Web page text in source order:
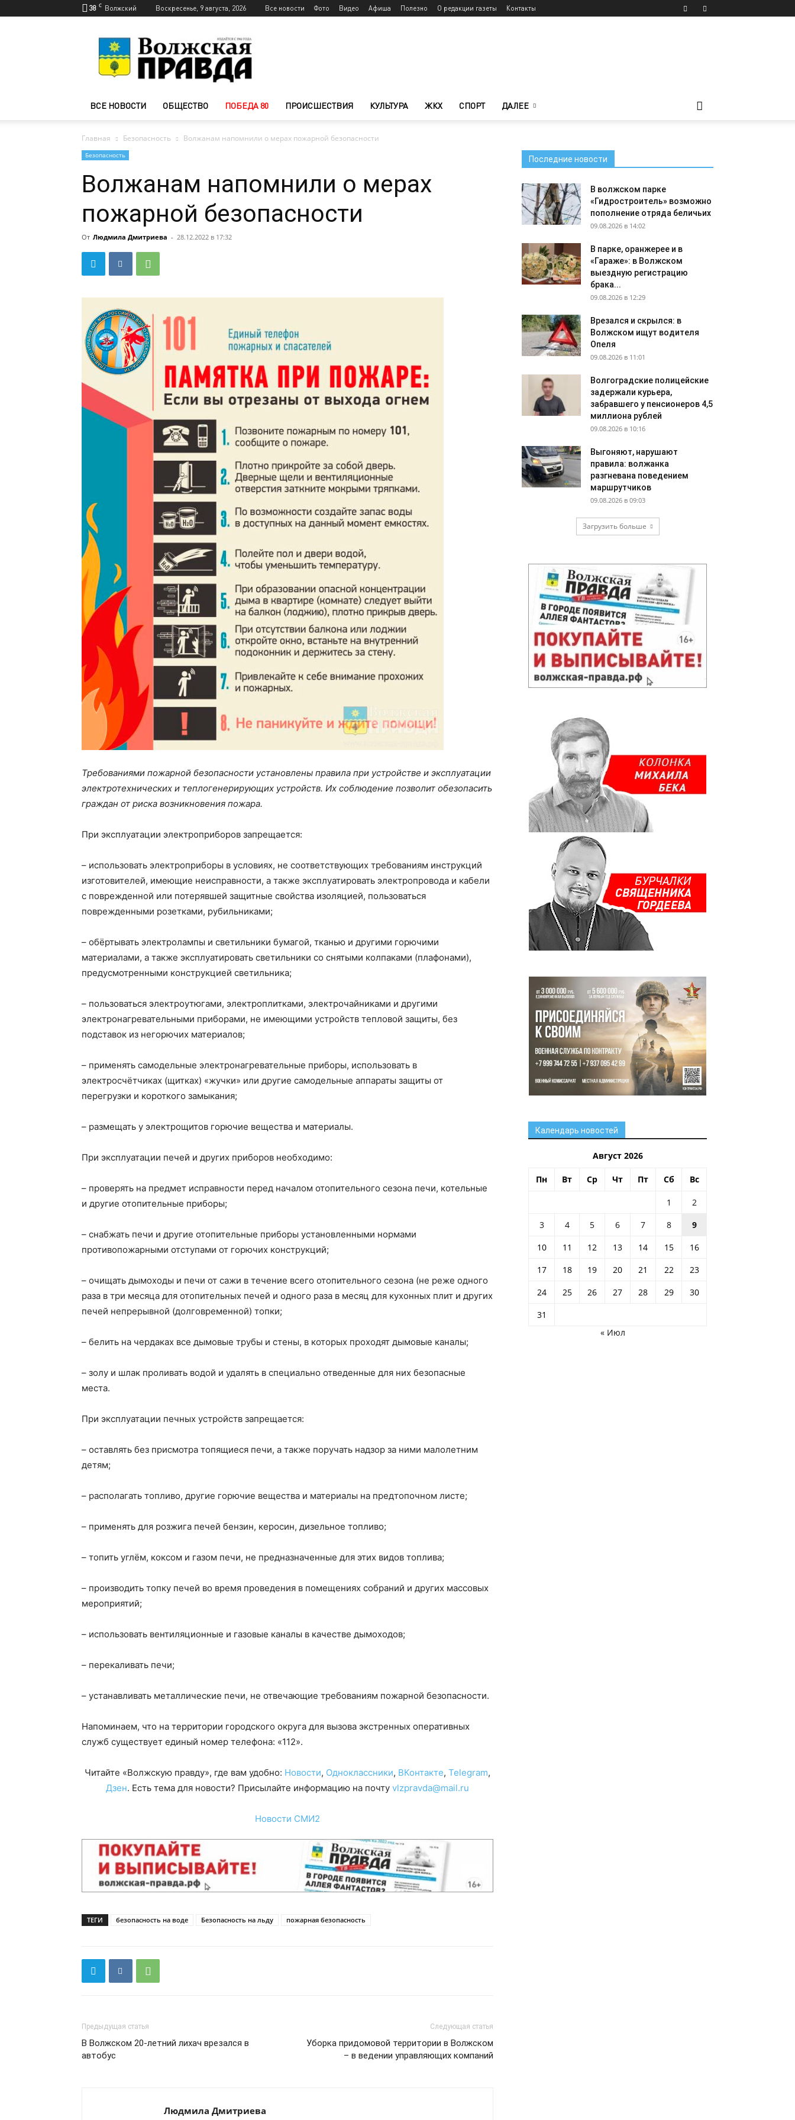
38 C Волжский Воскресенье, 9 августа, 2026 Все новости Фото Видео Афиша Полезно О редакции газеты Контакты
Волжского
—
Волжская
ВСЕ НОВОСТИ ОБЩЕСТВО ПОБЕДА 80 ПРОИСШЕСТВИЯ КУЛЬТУРА ЖКХ СПОРТ ДАЛЕЕ
Главная Безопасность Волжанам напомнили о мерах пожарной безопасности
Безопасность
Волжанам напомнили о мерах
пожарной безопасности
От Людмила Дмитриева - 28.12.2022 в 17:32
Требованиями пожарной безопасности установлены правила при устройстве и эксплуатации
электротехнических и теплогенерирующих устройств. Их соблюдение позволит обезопасить
граждан от риска возникновения пожара.
При эксплуатации электроприборов запрещается:
– использовать электроприборы в условиях, не соответствующих требованиям инструкций
изготовителей, имеющие неисправности, а также эксплуатировать электропровода и кабели
с поврежденной или потерявшей защитные свойства изоляцией, пользоваться
поврежденными розетками, рубильниками;
– обёртывать электролампы и светильники бумагой, тканью и другими горючими
материалами, а также эксплуатировать светильники со снятыми колпаками (плафонами),
предусмотренными конструкцией светильника;
– пользоваться электроутюгами, электроплитками, электрочайниками и другими
электронагревательными приборами, не имеющими устройств тепловой защиты, без
подставок из негорючих материалов;
– применять самодельные электронагревательные приборы, использовать в
электросчётчиках (щитках) «жучки» или другие самодельные аппараты защиты от
перегрузки и короткого замыкания;
– размещать у электрощитов горючие вещества и материалы.
При эксплуатации печей и других приборов необходимо:
– проверять на предмет исправности перед началом отопительного сезона печи, котельные
и другие отопительные приборы;
– снабжать печи и другие отопительные приборы установленными нормами
противопожарными отступами от горючих конструкций;
– очищать дымоходы и печи от сажи в течение всего отопительного сезона (не реже одного
раза в три месяца для отопительных печей и одного раза в месяц для кухонных плит и других
печей непрерывной (долговременной) топки;
– белить на чердаках все дымовые трубы и стены, в которых проходят дымовые каналы;
– золу и шлак проливать водой и удалять в специально отведенные для них безопасные
места.
При эксплуатации печных устройств запрещается:
– оставлять без присмотра топящиеся печи, а также поручать надзор за ними малолетним
детям;
– располагать топливо, другие горючие вещества и материалы на предтопочном листе;
– применять для розжига печей бензин, керосин, дизельное топливо;
– топить углём, коксом и газом печи, не предназначенные для этих видов топлива;
– производить топку печей во время проведения в помещениях собраний и других массовых
мероприятий;
– использовать вентиляционные и газовые каналы в качестве дымоходов;
– перекаливать печи;
– устанавливать металлические печи, не отвечающие требованиям пожарной безопасности.
Напоминаем, что на территории городского округа для вызова экстренных оперативных
служб существует единый номер телефона: «112».
Читайте «Волжскую правду», где вам удобно: Новости, Одноклассники, ВКонтакте, Telegram,
Дзен. Есть тема для новости? Присылайте информацию на почту vlzpravda@mail.ru
Новости СМИ2
ТЕГИ безопасность на воде Безопасность на льду пожарная безопасность
Предыдущая статья
В Волжском 20-летний лихач врезался в
автобус
Следующая статья
Уборка придомовой территории в Волжском
– в ведении управляющих компаний
Людмила Дмитриева
Последние новости
В волжском парке
«Гидростроитель» возможно
пополнение отряда беличьих
09.08.2026 в 14:02
В парке, оранжерее и в
«Гараже»: в Волжском
выездную регистрацию
брака...
09.08.2026 в 12:29
Врезался и скрылся: в
Волжском ищут водителя
Опеля
09.08.2026 в 11:01
Волгоградские полицейские
задержали курьера,
забравшего у пенсионеров 4,5
миллиона рублей
09.08.2026 в 10:16
Выгоняют, нарушают
правила: волжанка
разгневана поведением
маршрутчиков
09.08.2026 в 09:03
Загрузить больше
Календарь новостей
Август 2026
Пн Вт Ср Чт Пт Сб Вс
1
2
3
4 5 6 7 8
9
10
11 12 13 14 15
16
17
18 19 20 21 22
23
24
25 26 27 28 29
30
31
« Июл